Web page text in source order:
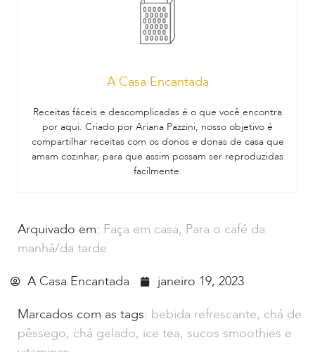
A Casa Encantada
Receitas fáceis e descomplicadas é o que você encontra
por aqui. Criado por Ariana Pazzini, nosso objetivo é
compartilhar receitas com os donos e donas de casa que
amam cozinhar, para que assim possam ser reproduzidas
facilmente.
Arquivado em: Faça em casa, Para o café da
manhã/da tarde
A Casa Encantada
janeiro 19, 2023
Marcados com as tags: bebida refrescante, chá de
pêssego, chá gelado, ice tea, sucos smoothies e